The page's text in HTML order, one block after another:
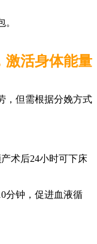
激活身体能量
，但需根据分娩方式
术后24小时可下床
分钟，促进血液循